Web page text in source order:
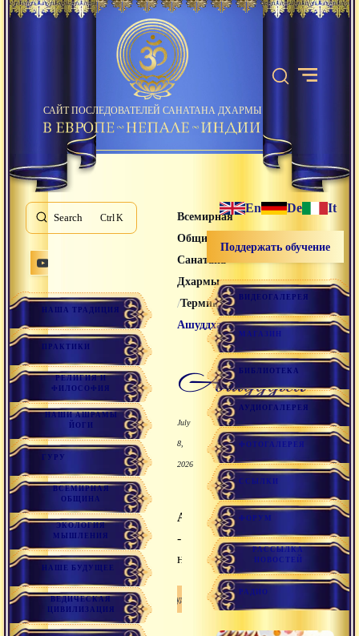
САЙТ ПОСЛЕДОВАТЕЛЕЙ САНАТАНА ДХАРМЫ
Search K
НАША ТРАДИЦИЯ
ПРАКТИКИ
РЕЛИГИЯ И
ФИЛОСОФИЯ
НАШИ АШРАМЫ
ЙОГИ
ГУРУ
ВСЕМИРНАЯ
ОБЩИНА
ЭКОЛОГИЯ
МЫШЛЕНИЯ
НАШЕ БУДУЩЕЕ
ВЕДИЧЕСКАЯ
ЦИВИЛИЗАЦИЯ
Всемирная
Община
Санатана
Дхармы
/Термины/
Ашуддха
ашуддха
July
8,
2026
Ашуддха
-
нечистый.
Ашуддха
En De It
Поддержать обучение
ВИДЕОГАЛЕРЕЯ
МАГАЗИН
БИБЛИОТЕКА
АУДИОГАЛЕРЕЯ
ФОТОГАЛЕРЕЯ
ССЫЛКИ
ФОРУМ
РАССЫЛКА
НОВОСТЕЙ
РАДИО